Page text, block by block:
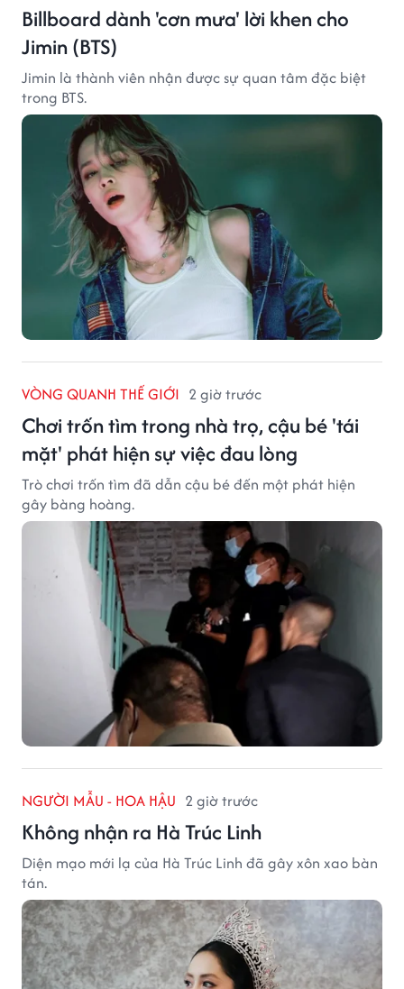
Billboard dành 'cơn mưa' lời khen cho
Jimin (BTS)
Jimin là thành viên nhận được sự quan tâm đặc biệt
trong BTS.
VÒNG QUANH THẾ GIỚI 2 giờ trước
Chơi trốn tìm trong nhà trọ, cậu bé 'tái
mặt' phát hiện sự việc đau lòng
Trò chơi trốn tìm đã dẫn cậu bé đến một phát hiện
gây bàng hoàng.
NGƯỜI MẪU - HOA HẬU 2 giờ trước
Không nhận ra Hà Trúc Linh
Diện mạo mới lạ của Hà Trúc Linh đã gây xôn xao bàn
tán.